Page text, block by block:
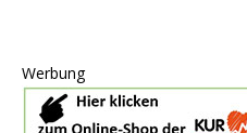
Werbung